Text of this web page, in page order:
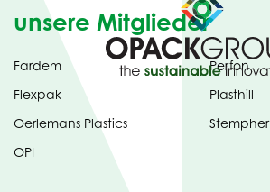
unsere Mitglieder
Fardem
Flexpak
Oerlemans Plastics
OPI
Perfon
Plasthill
Stempher